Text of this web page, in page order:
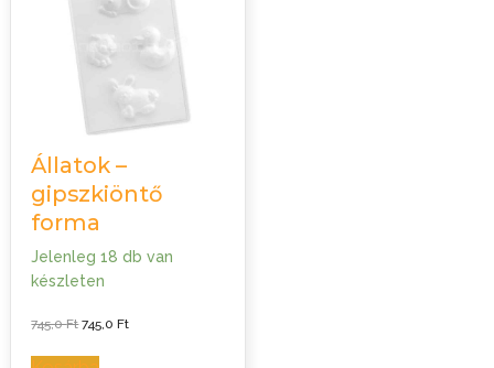
Állatok –
gipszkiöntő
forma
Jelenleg 18 db van
készleten
745,0FtOriginal
745,0 Ft.
745,0FtCurrent